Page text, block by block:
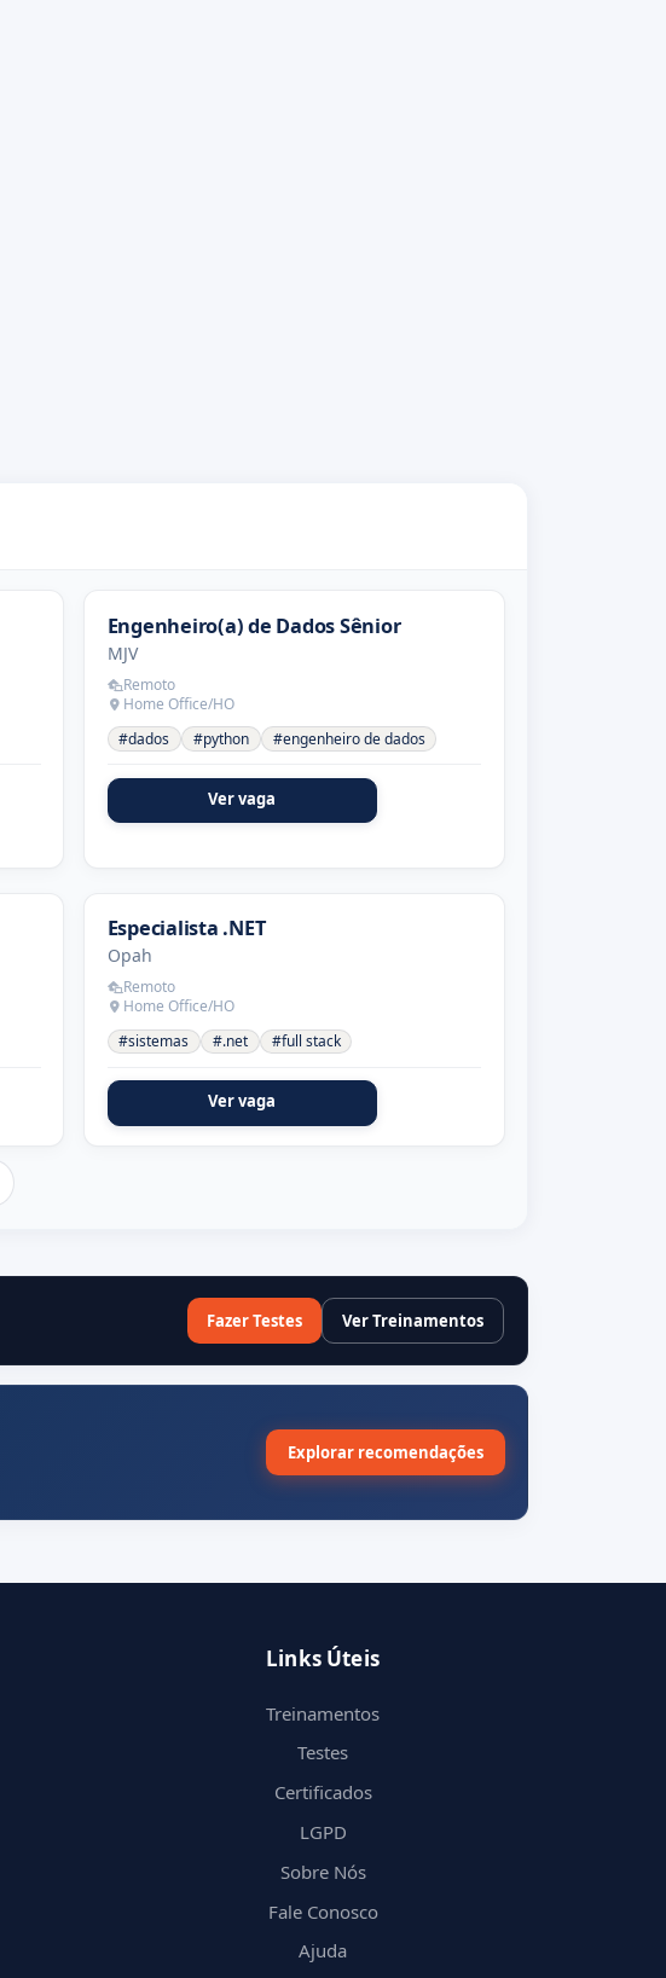
Engenheiro(a) de Dados Sênior
MJV
Remoto
Home Office/HO
#dados
#python #engenheiro de dados
Ver vaga
Especialista .NET
Opah
Remoto
Home Office/HO
#sistemas
#.net #full stack
Ver vaga
Fazer Testes Ver Treinamentos
Explorar recomendações
Links Úteis
Treinamentos
Testes
Certificados
LGPD
Sobre Nós
Fale Conosco
Ajuda